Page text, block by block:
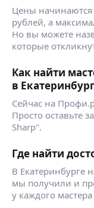
Цены начинаются
рублей, а
Но вы можете
которые
Как найти
в
Сейчас на
Просто оставьте
Sharp".
Где найти
В Екатеринбурге
мы получили и
у каждого